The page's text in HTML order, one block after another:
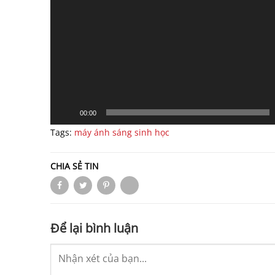
00:00
Tags: máy ánh sáng sinh học
CHIA SẺ TIN
Để lại bình luận